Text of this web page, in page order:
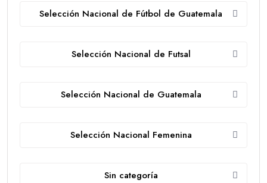
Selección Nacional de Fútbol de Guatemala
Selección Nacional de Futsal
Selección Nacional de Guatemala
Selección Nacional Femenina
Sin categoría